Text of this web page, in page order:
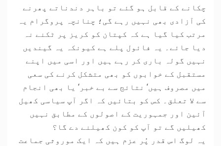
چکانے کے قابل ہو گئے تو باہر دندناتے پھرنے
کی آزادی بھی نہیں رہے گی؛ چنانچہ پروگرام یہ
مرتب کیا گیا ہے کہ کپتان کو کریز پر ٹکنے نہ
دیا جائے۔ یہ فائول پلے ہے کیونکہ یہ گیندیں
نہیں گولہ باری کر رہے ہیں اور اسی میں اپنے
مستقبل کے خوابوں کو بھی متشکل کرنے کی سعی
میں مصروف ہیں‘ نتائج سے بے خبر‘ یا بھی انجام
سے لا تعلق۔ کس کو بتائیں کہ اگر آپ سیاسی کھیل
آئین اور جمہوریت کے اصولوں کے مطابق نہیں
کھیلیں گے تو آپ کو کون کھیلنے دے گا؟
یہ لوگ اس قدر پُر عزم ہیں کہ ایک موروثی جماعت